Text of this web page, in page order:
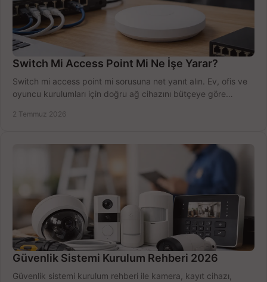
Switch Mi Access Point Mi Ne İşe Yarar?
Switch mi access point mi sorusuna net yanıt alın. Ev, ofis ve
oyuncu kurulumları için doğru ağ cihazını bütçeye göre
2 Temmuz 2026
Güvenlik Sistemi Kurulum Rehberi 2026
Güvenlik sistemi kurulum rehberi ile kamera, kayıt cihazı,